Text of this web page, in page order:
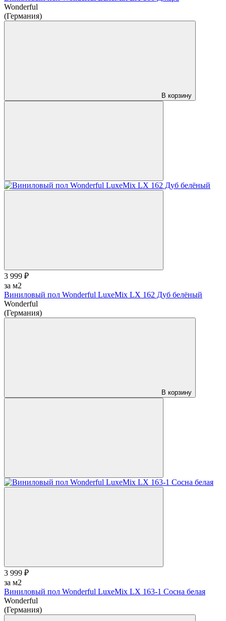
Wonderful
(Германия)
В корзину
3 999 ₽
за м2
Виниловый пол Wonderful LuxeMix LХ 162 Дуб белёный
Wonderful
(Германия)
В корзину
3 999 ₽
за м2
Виниловый пол Wonderful LuxeMix LX 163-1 Сосна белая
Wonderful
(Германия)